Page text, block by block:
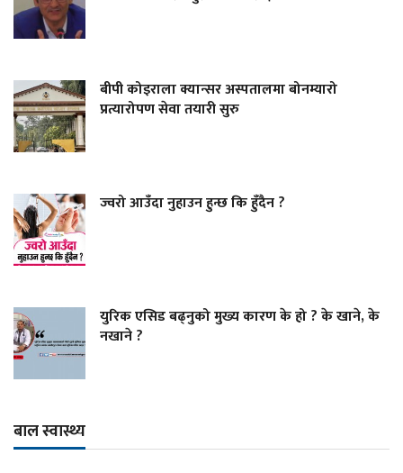
बीपी कोइराला क्यान्सर अस्पतालमा बोनम्यारो
प्रत्यारोपण सेवा तयारी सुरु
ज्वरो आउँदा नुहाउन हुन्छ कि हुँदैन ?
युरिक एसिड बढ्नुको मुख्य कारण के हो ? के खाने, के
नखाने ?
बाल स्वास्थ्य